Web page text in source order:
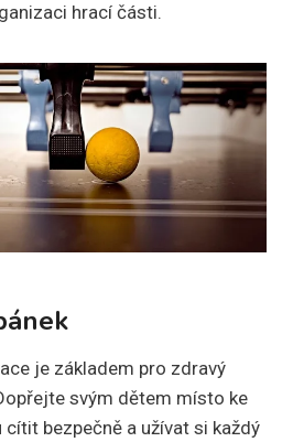
hrací části.
je základem pro zdravý
svým dětem místo ke
cítit bezpečně a užívat si každý